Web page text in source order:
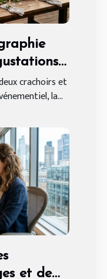
crachoirs et
la...
et de